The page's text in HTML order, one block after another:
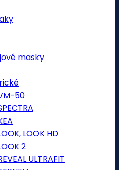
masky
50
LOOK HD
2
ULTRAFIT